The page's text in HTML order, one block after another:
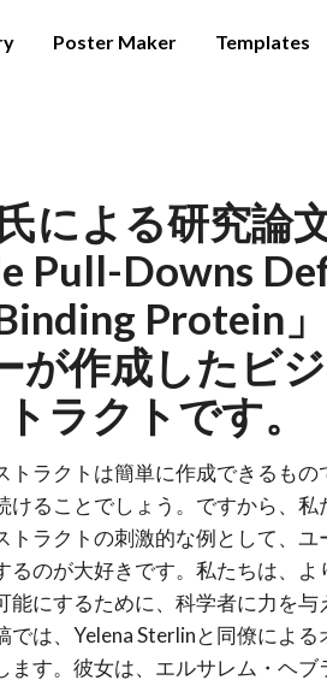
Poster Maker Templates
による研究論
Pull-Downs
Protein
が作成したビ
トラクトです。
トラクトは簡単に作成できるもの
けることでしょう。ですから、私
トラクトの刺激的な例として、ユ
るのが大好きです。私たちは、よ
能にするために、科学者に力を与
では、Yelena Sterlinと同僚によ
ます。彼女は、エルサレム・ヘブ